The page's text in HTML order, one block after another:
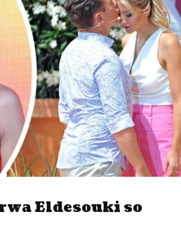
Eldesouki so